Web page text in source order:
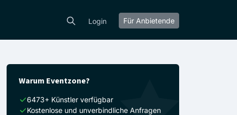
Login Für Anbietende
Warum Eventzone?
6473+ Künstler verfügbar
Kostenlose und unverbindliche Anfragen